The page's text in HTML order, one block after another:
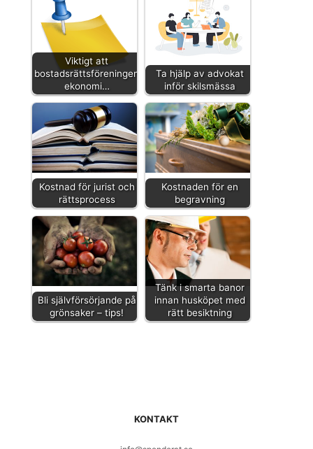
Viktigt att
bostadsrättsföreningens
ekonomi…
Ta hjälp av advokat
inför skilsmässa
Kostnad för jurist och
rättsprocess
Kostnaden för en
begravning
Bli självförsörjande på
grönsaker – tips!
Tänk i smarta banor
innan husköpet med
rätt besiktning
KONTAKT